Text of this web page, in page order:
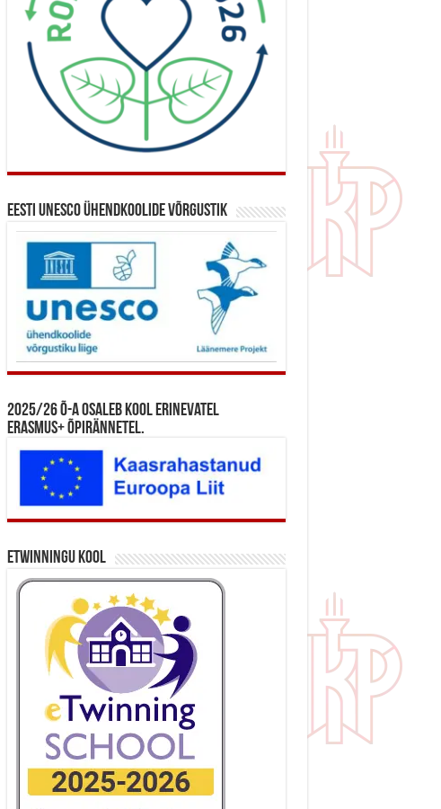
Eesti UNESCO ühendkoolide võrgustik
2025/26 õ-a osaleb kool erinevatel
Erasmus+ õpirännetel.
eTwinningu kool